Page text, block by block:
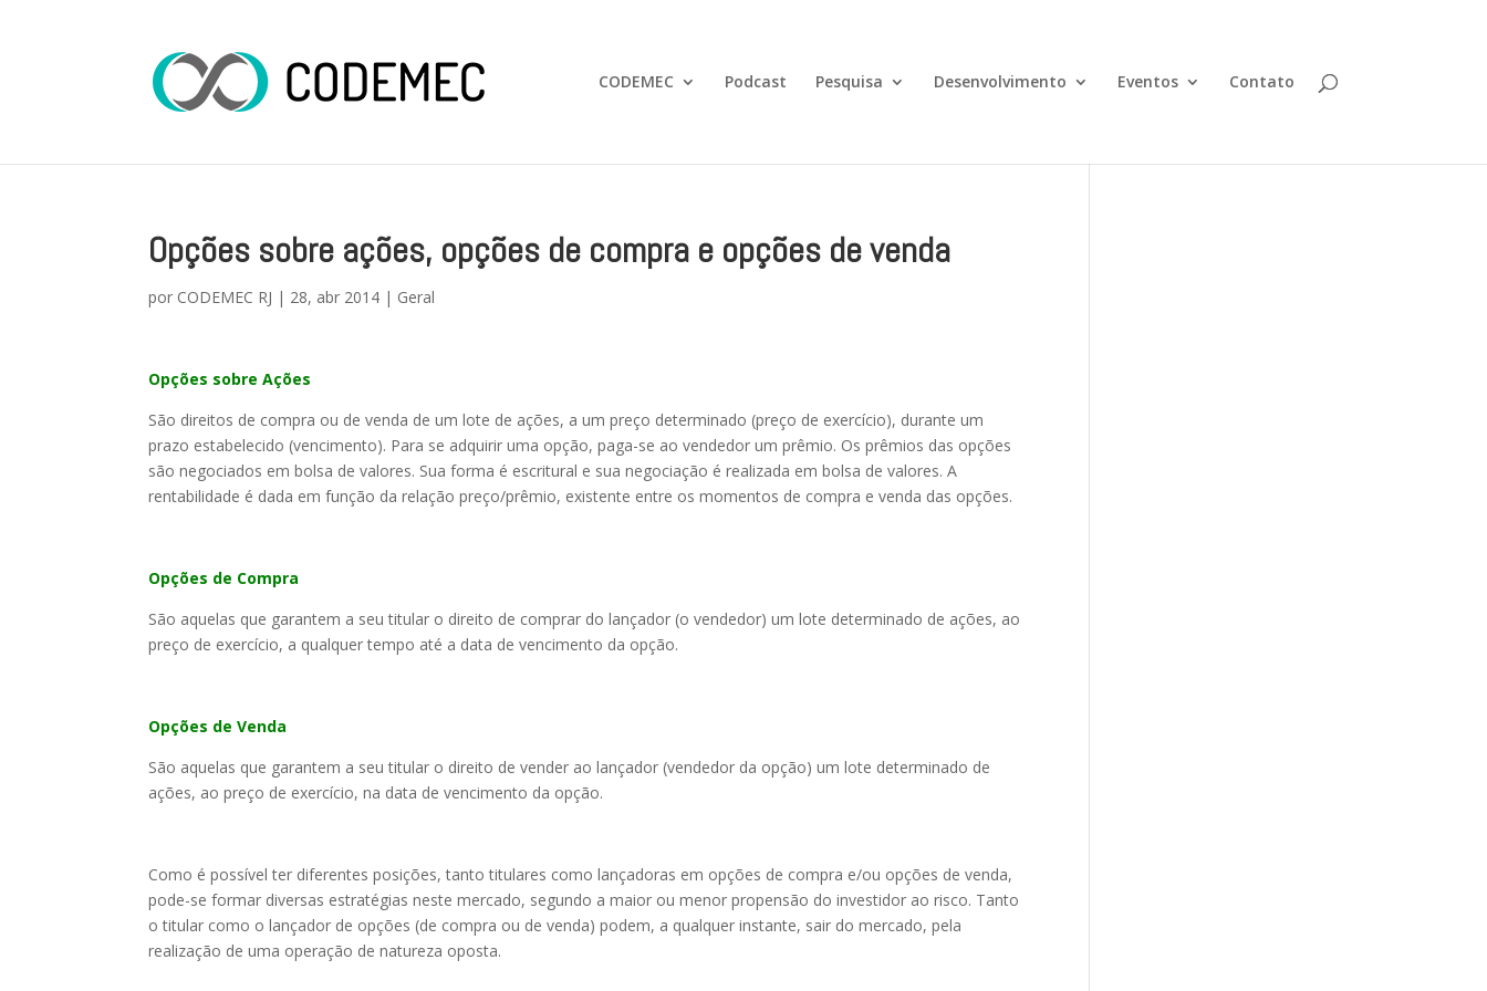
CODEMEC Podcast Pesquisa Desenvolvimento Eventos Contato
Opções sobre ações, opções de compra e opções de venda
por CODEMEC RJ | 28, abr 2014 | Geral
Opções sobre Ações
São direitos de compra ou de venda de um lote de ações, a um preço determinado (preço de exercício), durante um
prazo estabelecido (vencimento). Para se adquirir uma opção, paga-se ao vendedor um prêmio. Os prêmios das opções
são negociados em bolsa de valores. Sua forma é escritural e sua negociação é realizada em bolsa de valores. A
rentabilidade é dada em função da relação preço/prêmio, existente entre os momentos de compra e venda das opções.
Opções de Compra
São aquelas que garantem a seu titular o direito de comprar do lançador (o vendedor) um lote determinado de ações, ao
preço de exercício, a qualquer tempo até a data de vencimento da opção.
Opções de Venda
São aquelas que garantem a seu titular o direito de vender ao lançador (vendedor da opção) um lote determinado de
ações, ao preço de exercício, na data de vencimento da opção.
Como é possível ter diferentes posições, tanto titulares como lançadoras em opções de compra e/ou opções de venda,
pode-se formar diversas estratégias neste mercado, segundo a maior ou menor propensão do investidor ao risco. Tanto
o titular como o lançador de opções (de compra ou de venda) podem, a qualquer instante, sair do mercado, pela
realização de uma operação de natureza oposta.